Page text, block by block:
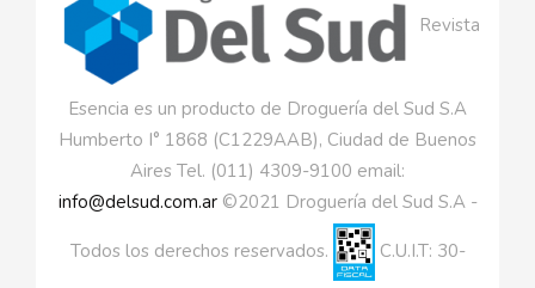
Revista
Esencia es un producto de Droguería del Sud S.A
Humberto I° 1868 (C1229AAB), Ciudad de Buenos
Aires Tel. (011) 4309-9100 email:
info@delsud.com.ar©2021 Droguería del Sud S.A -
Todos los derechos reservados. C.U.I.T: 30-